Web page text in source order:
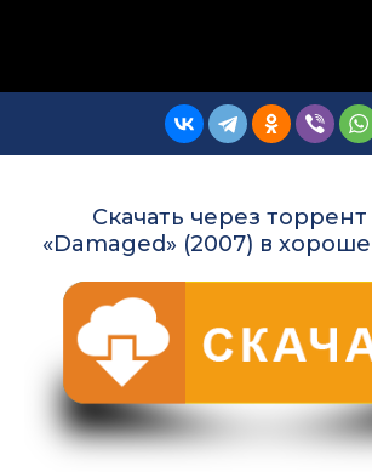
Скачать через
«Damaged» (2007) в